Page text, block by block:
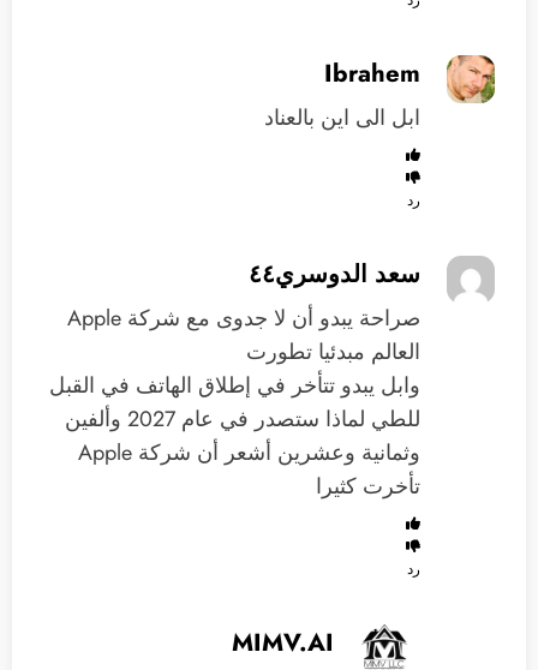
Ibrahem
ابل الى اين بالعناد
رد
‏سعد الدوسري٤٤
‏صراحة يبدو أن لا جدوى مع شركة Apple
‏العالم مبدئيا تطورت
‏وابل يبدو تتأخر في إطلاق الهاتف في القبل
للطي لماذا ستصدر في عام 2027 وألفين
وثمانية وعشرين أشعر أن شركة Apple
تأخرت كثيرا
رد
MIMV.AI